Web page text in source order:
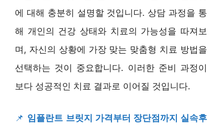
에 대해 충분히 설명할 것입니다. 상담 과정을 통
해 개인의 건강 상태와 치료의 가능성을 따져보
며, 자신의 상황에 가장 맞는 맞춤형 치료 방법을
선택하는 것이 중요합니다. 이러한 준비 과정이
보다 성공적인 치료 결과로 이어질 것입니다.
📌 임플란트 브릿지 가격부터 장단점까지 실속후